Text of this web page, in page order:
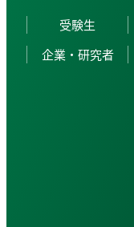
受験生
企業・研究者